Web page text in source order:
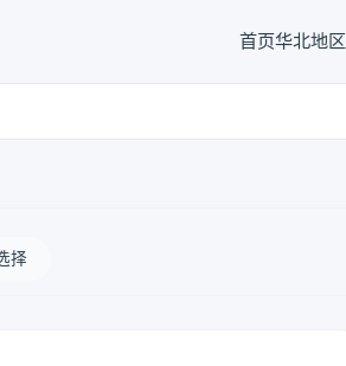
首页华北地区
择